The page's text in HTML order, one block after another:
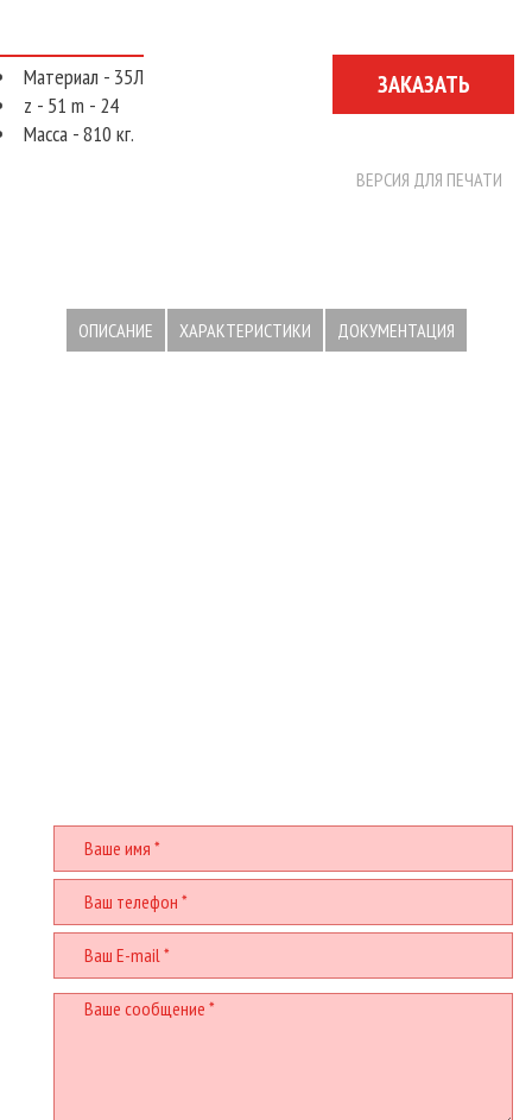
Материал - 35Л
z - 51 m - 24
Масса - 810 кг.
ЗАКАЗАТЬ
ВЕРСИЯ ДЛЯ ПЕЧАТИ
ОПИСАНИЕ ХАРАКТЕРИСТИКИ ДОКУМЕНТАЦИЯ